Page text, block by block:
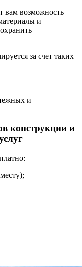
вам возможность
и
за счет таких
и
конструкции и